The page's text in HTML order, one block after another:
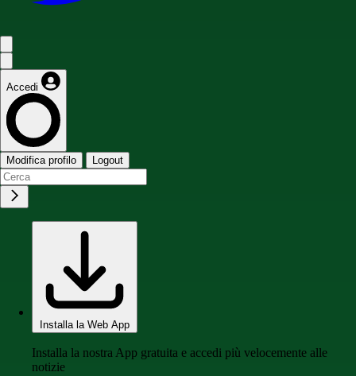
Accedi
Modifica profilo Logout
Installa la Web App
Installa la nostra App gratuita e accedi più velocemente alle
notizie